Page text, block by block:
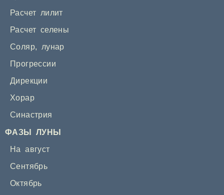
Расчет лилит
Расчет селены
Соляр, лунар
Прогрессии
Дирекции
Хорар
Синастрия
ФАЗЫ ЛУНЫ
На август
Сентябрь
Октябрь